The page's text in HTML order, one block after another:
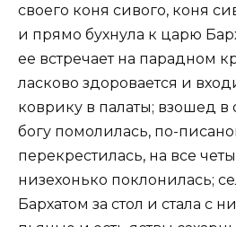
своего коня сивого, коня
и прямо бухнула к царю
ее встречает на парадном
ласково здоровается и
коврику в палаты; взошед в
богу помолилась, по-
перекрестилась, на все
низехонько поклонилась;
Бархатом за стол и стала с